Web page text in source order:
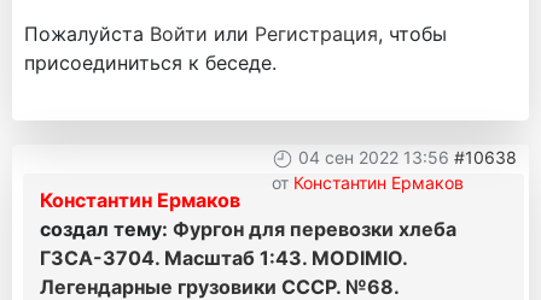
Пожалуйста Войти или Регистрация, чтобы
присоединиться к беседе.
04 сен 2022 13:56 #10638
от Константин Ермаков
Константин Ермаков
создал тему: Фургон для перевозки хлеба
ГЗСА-3704. Масштаб 1:43. MODIMIO.
Легендарные грузовики СССР. №68.